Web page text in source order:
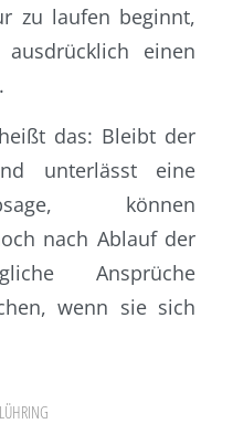
zu laufen beginnt,
einen
das: Bleibt der
unterlässt eine
können
nach Ablauf der
Ansprüche
wenn sie sich